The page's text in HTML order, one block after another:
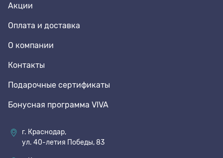
Акции
Оплата и доставка
О компании
Контакты
Подарочные сертификаты
Бонусная программа VIVA
г. Краснодар,
ул. 40-летия Победы, 83